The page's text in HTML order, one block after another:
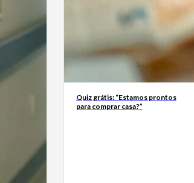
Quiz grátis: “Estamos prontos
para comprar casa?”